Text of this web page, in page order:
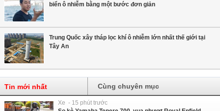
biển ô nhiễm bằng một bước đơn giản
Trung Quốc xây tháp lọc khí ô nhiễm lớn nhất thế giới tại
Tây An
Tin mới nhất Cùng chuyên mục
Xe - 15 phút trước